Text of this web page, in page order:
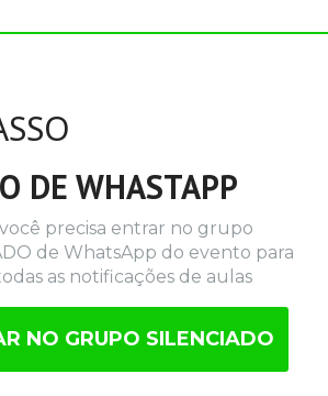
DE WHASTAPP
precisa entrar no grupo
de WhatsApp do evento para
as notificações de aulas
NO GRUPO SILENCIADO